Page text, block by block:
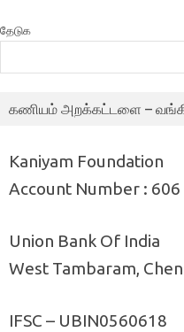
தேடுக
கணியம் அறக்கட்டளை –
Kaniyam Foundation
Account Number :
Union Bank Of India
West Tambaram,
IFSC – UBIN0560618